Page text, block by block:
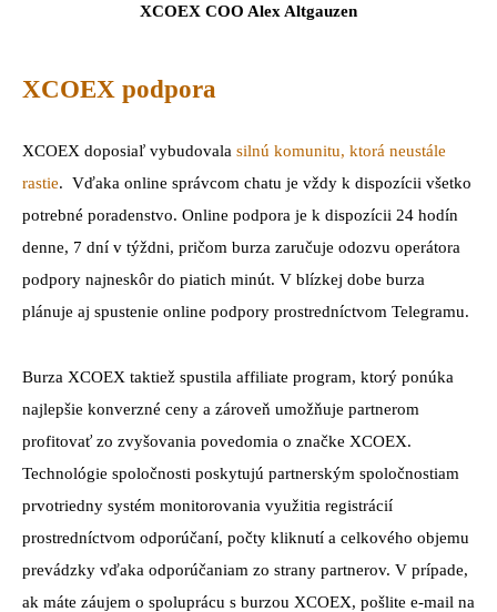
XCOEX COO Alex Altgauzen
XCOEX podpora
XCOEX doposiaľ vybudovala silnú komunitu, ktorá neustále
rastie. Vďaka online správcom chatu je vždy k dispozícii všetko
potrebné poradenstvo. Online podpora je k dispozícii 24 hodín
denne, 7 dní v týždni, pričom burza zaručuje odozvu operátora
podpory najneskôr do piatich minút. V blízkej dobe burza
plánuje aj spustenie online podpory prostredníctvom Telegramu.
Burza XCOEX taktiež spustila affiliate program, ktorý ponúka
najlepšie konverzné ceny a zároveň umožňuje partnerom
profitovať zo zvyšovania povedomia o značke XCOEX.
Technológie spoločnosti poskytujú partnerským spoločnostiam
prvotriedny systém monitorovania využitia registrácií
prostredníctvom odporúčaní, počty kliknutí a celkového objemu
prevádzky vďaka odporúčaniam zo strany partnerov. V prípade,
ak máte záujem o spoluprácu s burzou XCOEX, pošlite e-mail na